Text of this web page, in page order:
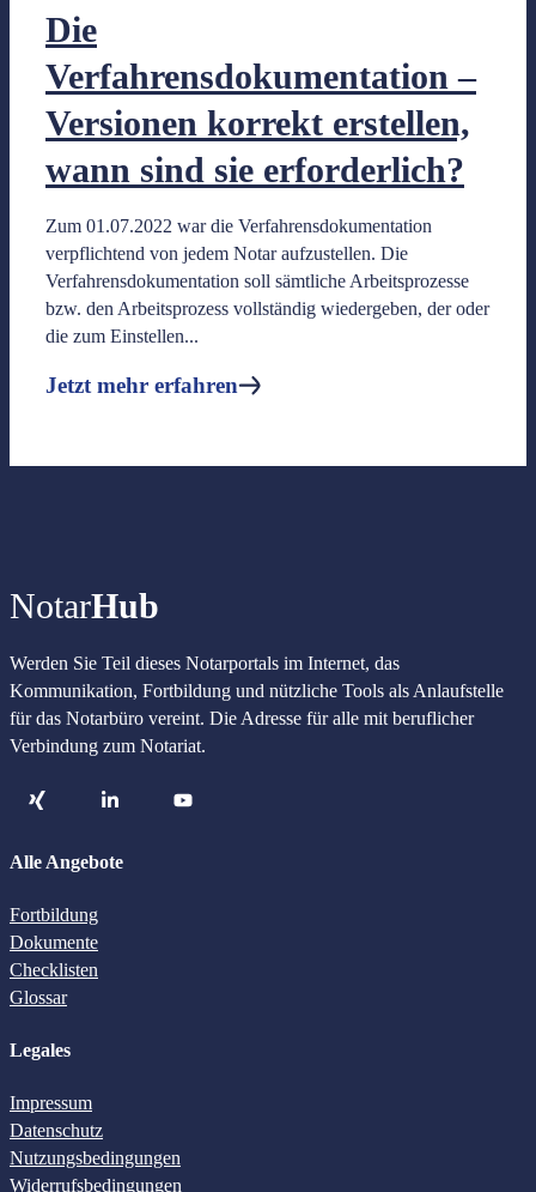
Blog & Glossar
Glossar
Begriffe und Inhalte kurz nachschlagen
Jetzt mehr erfahren
Webinar-Aufzeichnungen
- alle vergangenen Webinare als Stream
Jetzt mehr erfahren
Produkte für das Tagesgeschäft
GwG-Prüfung
Büroausstattung
Empfohlene Artikel unserer Partner, die sich bewährt haben
Die
Verfahrensdokumentation –
Versionen korrekt erstellen,
wann sind sie erforderlich?
Zum 01.07.2022 war die Verfahrensdokumentation
verpflichtend von jedem Notar aufzustellen. Die
Verfahrensdokumentation soll sämtliche Arbeitsprozesse
bzw. den Arbeitsprozess vollständig wiedergeben, der oder
die zum Einstellen...
Jetzt mehr erfahren
NotarHub
Werden Sie Teil dieses Notarportals im Internet, das
Kommunikation, Fortbildung und nützliche Tools als Anlaufstelle
für das Notarbüro vereint. Die Adresse für alle mit beruflicher
Verbindung zum Notariat.
Alle Angebote
Fortbildung
Dokumente
Checklisten
Glossar
Legales
Impressum
Datenschutz
Nutzungsbedingungen
Widerrufsbedingungen